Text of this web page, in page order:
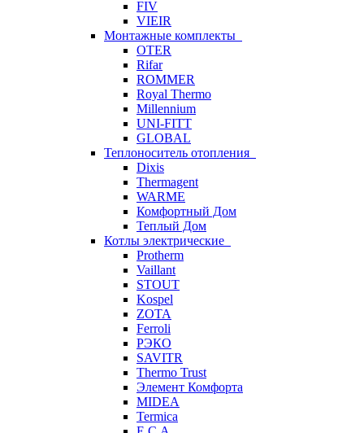
FIV
VIEIR
Монтажные комплекты
OTER
Rifar
ROMMER
Royal Thermo
Millennium
UNI-FITT
GLOBAL
Теплоноситель отопления
Dixis
Thermagent
WARME
Комфортный Дом
Теплый Дом
Котлы электрические
Protherm
Vaillant
STOUT
Kospel
ZOTA
Ferroli
РЭКО
SAVITR
Thermo Trust
Элемент Комфорта
MIDEA
Termica